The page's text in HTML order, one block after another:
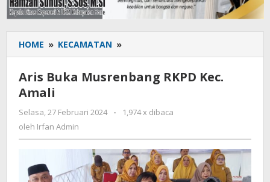
HOME » KECAMATAN »
Buka
Musrenbang
RKPD
Amali
Aris Buka Musrenbang RKPD Kec.
Amali
Selasa, 27 Februari 2024
oleh
-
1,974 x dibaca
oleh Irfan Admin